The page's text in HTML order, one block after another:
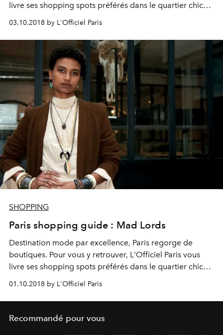
livre ses shopping spots préférés dans le quartier chic
du Faubourg Saint Honoré.
03.10.2018 by L'Officiel Paris
SHOPPING
Paris shopping guide : Mad Lords
Destination mode par excellence, Paris regorge de
boutiques. Pour vous y retrouver, L'Officiel Paris vous
livre ses shopping spots préférés dans le quartier chic
du Faubourg Saint Honoré.
01.10.2018 by L'Officiel Paris
Recommandé pour vous